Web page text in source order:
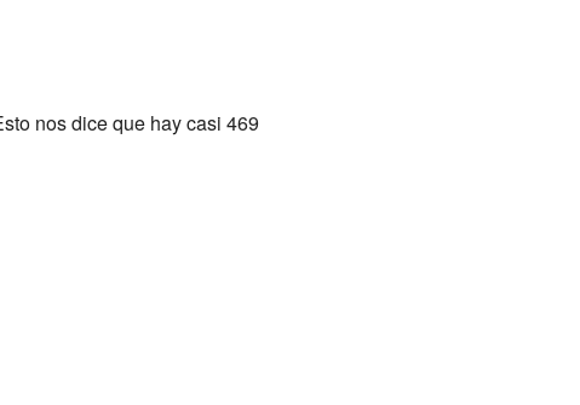
nos dice que hay casi 469